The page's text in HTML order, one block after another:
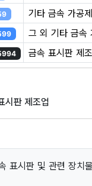
기타 금속 가공
그 외 기타 금속
금속 표시판 제
시판 제조업
표시판 및 관련 장치